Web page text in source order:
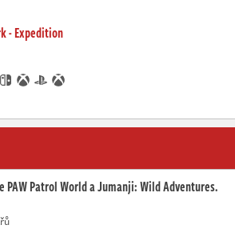
- Expedition
PAW Patrol World a Jumanji: Wild Adventures.